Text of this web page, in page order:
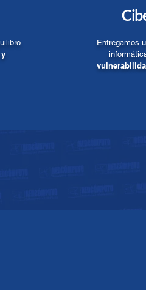
Entregamos